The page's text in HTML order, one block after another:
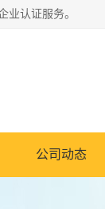
业认证服务。
公司动态